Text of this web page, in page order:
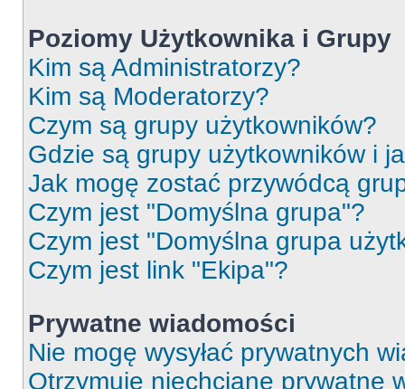
Poziomy Użytkownika i Grupy
Kim są Administratorzy?
Kim są Moderatorzy?
Czym są grupy użytkowników?
Gdzie są grupy użytkowników i
Jak mogę zostać przywódcą
Czym jest "Domyślna grupa"?
Czym jest "Domyślna grupa
Czym jest link "Ekipa"?
Prywatne wiadomości
Nie mogę wysyłać prywatnych
Otrzymuję niechciane prywatne